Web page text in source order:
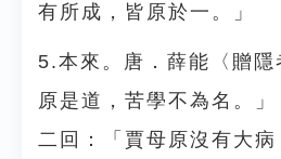
有所成，皆原於一。」
5.本來。唐．薛能〈贈隱
原是道，苦學不為名。
二回：「賈母原沒有大病